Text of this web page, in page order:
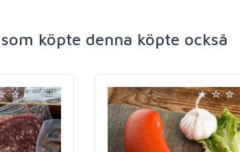
köpte denna köpte också